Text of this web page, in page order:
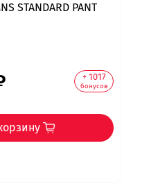
STANDARD PANT
+ 1017
бонусов